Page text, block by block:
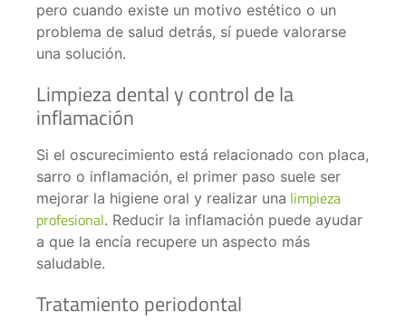
pero cuando existe un motivo estético o un
problema de salud detrás, sí puede valorarse
una solución.
Limpieza dental y control de la
inflamación
Si el oscurecimiento está relacionado con placa,
sarro o inflamación, el primer paso suele ser
mejorar la higiene oral y realizar una limpieza
profesional. Reducir la inflamación puede ayudar
a que la encía recupere un aspecto más
saludable.
Tratamiento periodontal